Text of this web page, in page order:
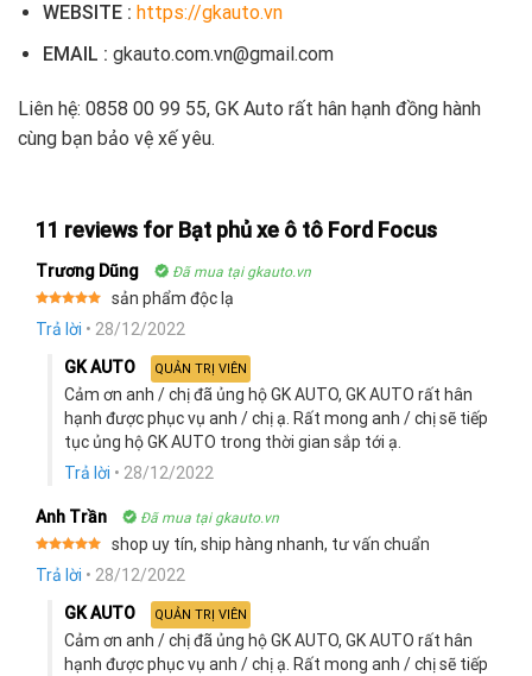
WEBSITE : https://gkauto.vn
EMAIL : gkauto.com.vn@gmail.com
Liên hệ: 0858 00 99 55, GK Auto rất hân hạnh đồng hành
cùng bạn bảo vệ xế yêu.
11 reviews for Bạt phủ xe ô tô Ford Focus
Trương Dũng Đã mua tại gkauto.vn
out of 5
sản phẩm độc lạ
Trả lời • 28/12/2022
GK AUTO
QUẢN TRỊ VIÊN
Cảm ơn anh / chị đã ủng hộ GK AUTO, GK AUTO rất hân
hạnh được phục vụ anh / chị ạ. Rất mong anh / chị sẽ tiếp
tục ủng hộ GK AUTO trong thời gian sắp tới ạ.
Trả lời • 28/12/2022
Anh Trần Đã mua tại gkauto.vn
out of 5
shop uy tín, ship hàng nhanh, tư vấn chuẩn
Trả lời • 28/12/2022
GK AUTO
QUẢN TRỊ VIÊN
Cảm ơn anh / chị đã ủng hộ GK AUTO, GK AUTO rất hân
hạnh được phục vụ anh / chị ạ. Rất mong anh / chị sẽ tiếp